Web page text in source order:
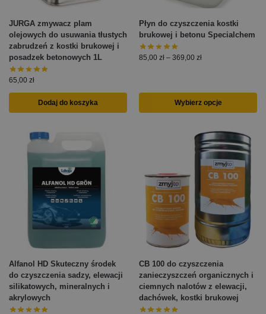
JURGA zmywacz plam
olejowych do usuwania tłustych
zabrudzeń z kostki brukowej i
posadzek betonowych 1L
65,00 zł
Dodaj do koszyka
Płyn do czyszczenia kostki
brukowej i betonu Specialchem
85,00 zł – 369,00 zł
Wybierz opcje
Alfanol HD Skuteczny środek
do czyszczenia sadzy, elewacji
silikatowych, mineralnych i
akrylowych
CB 100 do czyszczenia
zanieczyszczeń organicznych i
ciemnych nalotów z elewacji,
dachówek, kostki brukowej